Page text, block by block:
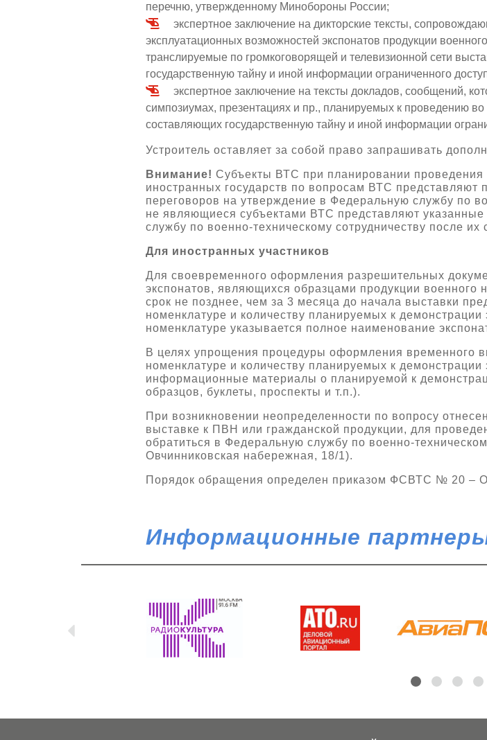
перечню, утвержденному Минобороны России;
экспертное заключение на дикторские тексты,
эксплуатационных возможностей экспонатов продукции
транслируемые по громкоговорящей и телевизионной сети
государственную тайну и иной информации ограниченного
экспертное заключение на тексты докладов, сообщений,
симпозиумах, презентациях и пр., планируемых к проведению
составляющих государственную тайну и иной информации
Устроитель оставляет за собой право запрашивать
Внимание! Субъекты ВТС при планировании проведения
иностранных государств по вопросам ВТС представляют
переговоров на утверждение в Федеральную службу по
не являющиеся субъектами ВТС представляют
службу по военно-техническому сотрудничеству после
Для иностранных участников
Для своевременного оформления разрешительных
экспонатов, являющихся образцами продукции
срок не позднее, чем за 3 месяца до начала выставки
номенклатуре и количеству планируемых к
номенклатуре указывается полное наименование
В целях упрощения процедуры оформления временного
номенклатуре и количеству планируемых к демонстрации
информационные материалы о планируемой к
образцов, буклеты, проспекты и т.п.).
При возникновении неопределенности по вопросу
выставке к ПВН или гражданской продукции, для
обратиться в Федеральную службу по военно-
Овчинниковская набережная, 18/1).
Порядок обращения определен приказом ФСВТС № 20 –
Информационные